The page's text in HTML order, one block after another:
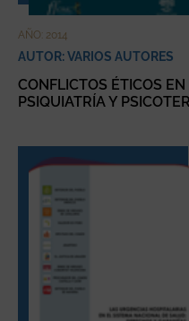
AÑO: 2014
AUTOR: VARIOS AUTORES
CONFLICTOS ÉTICOS EN
PSIQUIATRÍA Y